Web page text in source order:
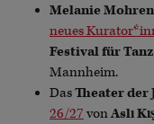
Melanie Mohren
neues
Festival für
Mannheim.
DasTheater der
26/27 vonAslı